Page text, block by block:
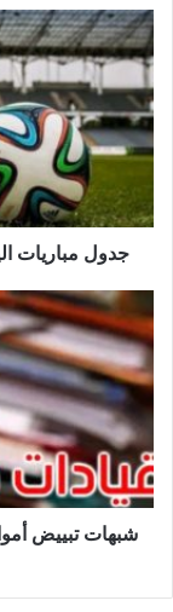
جدول
مباريات
اليوم
الأربعاء
4
يناير
والقنوات
الناقلة
جدول مباريات اليوم الأربعاء 4
شبهات
تبييض
أموال:
الاحتفاظ
قيادات
من
حزب
سياسي
معروف